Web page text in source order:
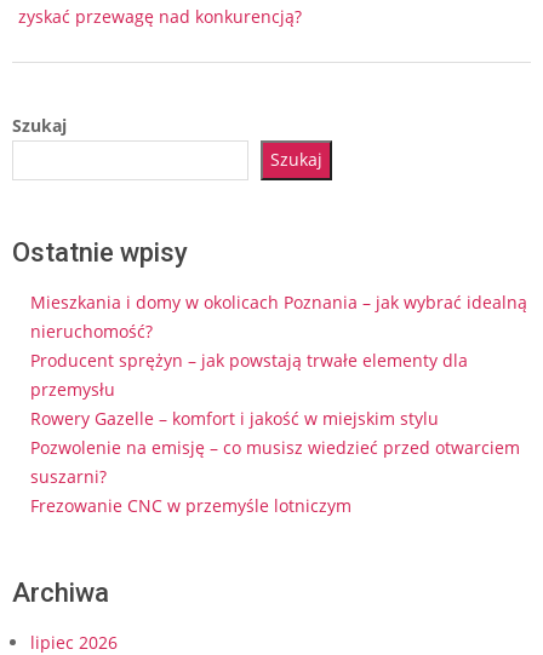
zyskać przewagę nad konkurencją?
Szukaj
Szukaj
Ostatnie wpisy
Mieszkania i domy w okolicach Poznania – jak wybrać idealną
nieruchomość?
Producent sprężyn – jak powstają trwałe elementy dla
przemysłu
Rowery Gazelle – komfort i jakość w miejskim stylu
Pozwolenie na emisję – co musisz wiedzieć przed otwarciem
suszarni?
Frezowanie CNC w przemyśle lotniczym
Archiwa
lipiec 2026